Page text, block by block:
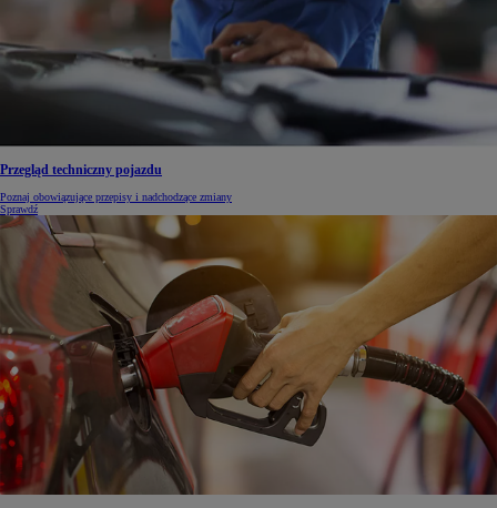
Przegląd techniczny pojazdu
Poznaj obowiązujące przepisy i nadchodzące zmiany
Sprawdź